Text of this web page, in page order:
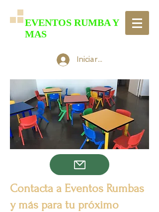
EVENTOS RUMBA Y
MAS
Iniciar sesión
Contacta a Eventos Rumbas
y más para tu próximo